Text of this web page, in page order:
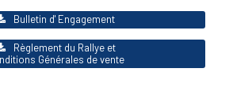
Bulletin d' Engagement
Règlement du Rallye et
Générales de vente